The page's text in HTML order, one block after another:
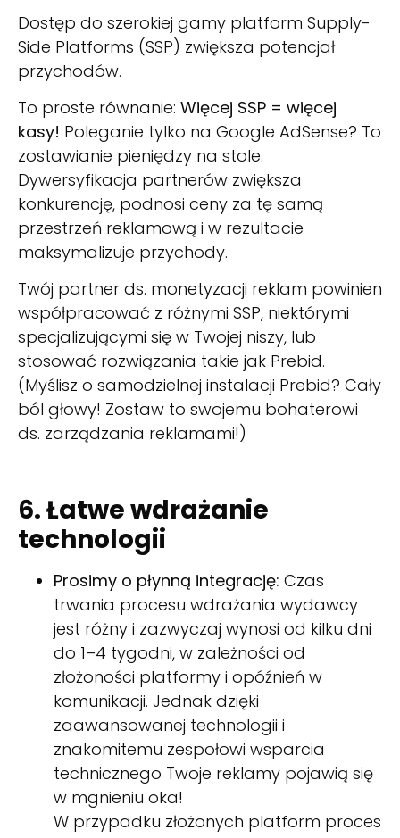
Dostęp do szerokiej gamy platform Supply-
Side Platforms (SSP) zwiększa potencjał
przychodów.
To proste równanie: Więcej SSP = więcej
kasy! Poleganie tylko na Google AdSense? To
zostawianie pieniędzy na stole.
Dywersyfikacja partnerów zwiększa
konkurencję, podnosi ceny za tę samą
przestrzeń reklamową i w rezultacie
maksymalizuje przychody.
Twój partner ds. monetyzacji reklam powinien
współpracować z różnymi SSP, niektórymi
specjalizującymi się w Twojej niszy, lub
stosować rozwiązania takie jak Prebid.
(Myślisz o samodzielnej instalacji Prebid? Cały
ból głowy! Zostaw to swojemu bohaterowi
ds. zarządzania reklamami!)
6. Łatwe wdrażanie
technologii
Prosimy o płynną integrację: Czas
trwania procesu wdrażania wydawcy
jest różny i zazwyczaj wynosi od kilku dni
do 1–4 tygodni, w zależności od
złożoności platformy i opóźnień w
komunikacji. Jednak dzięki
zaawansowanej technologii i
znakomitemu zespołowi wsparcia
technicznego Twoje reklamy pojawią się
w mgnieniu oka!
W przypadku złożonych platform proces